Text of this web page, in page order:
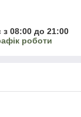
08:00 до 21:00
роботи